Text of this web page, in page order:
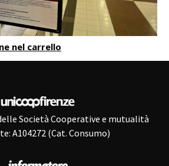
nel carrello
Società Cooperative e mutualità
A104272 (Cat. Consumo)